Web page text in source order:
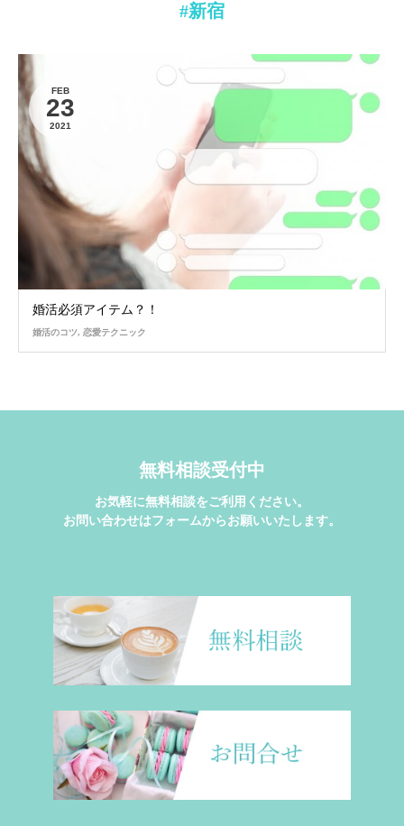
#新宿
FEB
23
2021
婚活必須アイテム？！
婚活のコツ, 恋愛テクニック
無料相談受付中
お気軽に無料相談をご利用ください。
お問い合わせはフォームからお願いいたします。